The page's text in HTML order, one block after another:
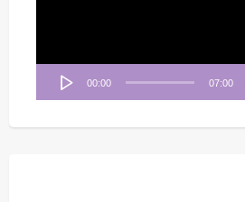
00:00 07:00